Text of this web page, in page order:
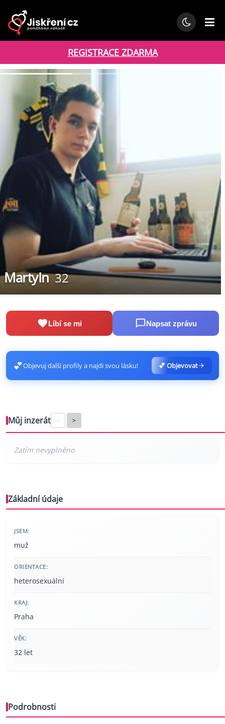
REGISTRACE ZDARMA
MartyIn 32
Líbí se mi Napsat zprávu
💕Objevuj další profily a najdi svou lásku! 💕 Objevovat
Můj inzerát < >
Základní údaje
JSEM:
muž
ORIENTACE:
heterosexuální
KRAJ:
Praha
VĚK:
32 let
Podrobnosti